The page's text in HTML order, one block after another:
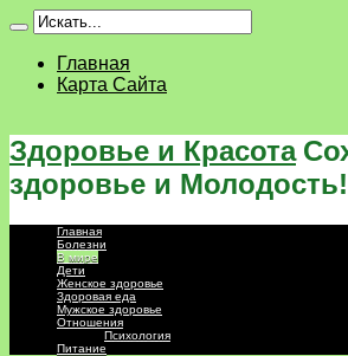
Главная
Карта Сайта
Здоровье и Красота
здоровье и Молодость!
Главная
Болезни
В мире
Дети
Женское здоровье
Здоровая еда
Мужское здоровье
Отношения
Психология
Питание